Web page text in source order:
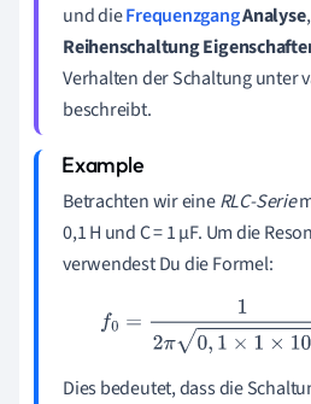
und dieFrequenzgangAnalyse
Reihenschaltung
Verhalten der Schaltung unter
beschreibt.
Betrachten wir eineRLC-Serie
0,1 H und C = 1 µF. Um die
verwendest Du die Formel:
f0=12π0,1×1×10−6
Dies bedeutet, dass die